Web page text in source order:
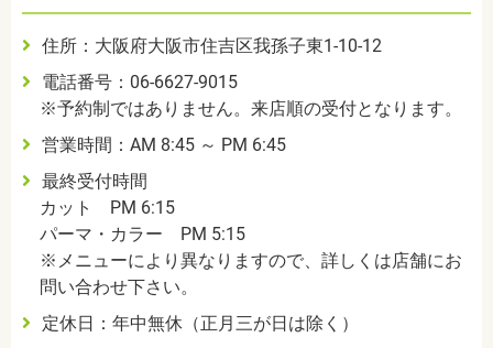
住所：大阪府大阪市住吉区我孫子東1-10-12
電話番号：06-6627-9015
※予約制ではありません。来店順の受付となります。
営業時間：AM 8:45 ～ PM 6:45
最終受付時間
カット PM 6:15
パーマ・カラー PM 5:15
※メニューにより異なりますので、詳しくは店舗にお
問い合わせ下さい。
定休日：年中無休（正月三が日は除く）